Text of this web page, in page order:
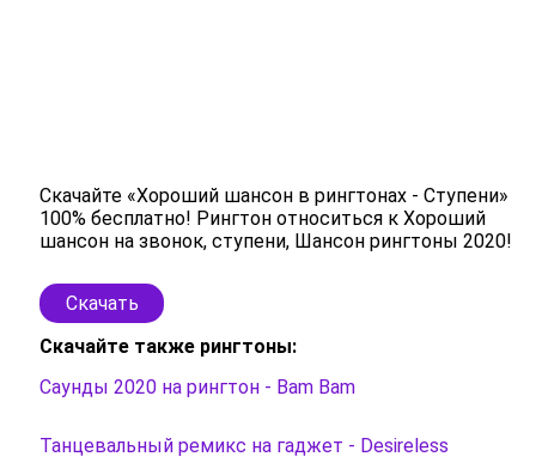
Скачайте «Хороший шансон в рингтонах - Ступени»
100% бесплатно! Рингтон относиться к Хороший
шансон на звонок, ступени, Шансон рингтоны 2020!
Скачать
Скачайте также рингтоны:
Саунды 2020 на рингтон - Bam Bam
Танцевальный ремикс на гаджет - Desireless